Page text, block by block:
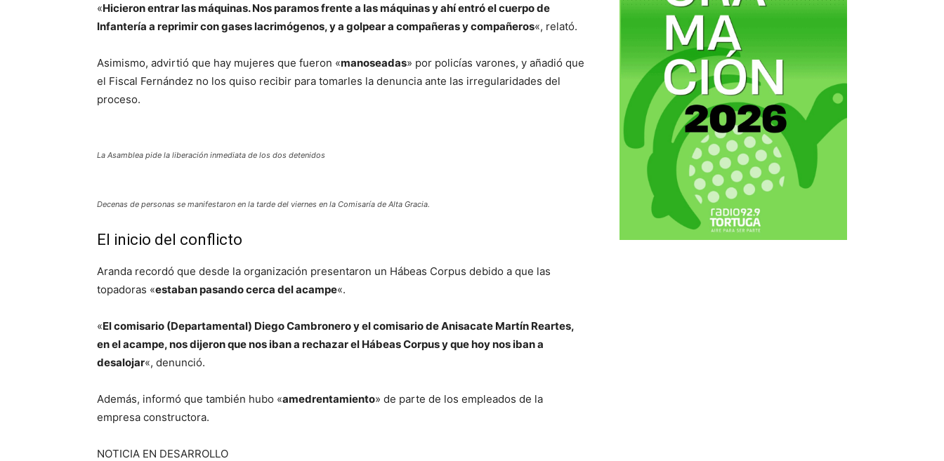
«Hicieron entrar las máquinas. Nos paramos frente a las máquinas y ahí entró el cuerpo de
Infantería a reprimir con gases lacrimógenos, y a golpear a compañeras y compañeros«, relató.
Asimismo, advirtió que hay mujeres que fueron «manoseadas» por policías varones, y añadió que
el Fiscal Fernández no los quiso recibir para tomarles la denuncia ante las irregularidades del
proceso.
La Asamblea pide la liberación inmediata de los dos detenidos
Decenas de personas se manifestaron en la tarde del viernes en la Comisaría de Alta Gracia.
El inicio del conflicto
Aranda recordó que desde la organización presentaron un Hábeas Corpus debido a que las
topadoras «estaban pasando cerca del acampe«.
«El comisario (Departamental) Diego Cambronero y el comisario de Anisacate Martín Reartes,
en el acampe, nos dijeron que nos iban a rechazar el Hábeas Corpus y que hoy nos iban a
desalojar«, denunció.
Además, informó que también hubo «amedrentamiento» de parte de los empleados de la
empresa constructora.
NOTICIA EN DESARROLLO